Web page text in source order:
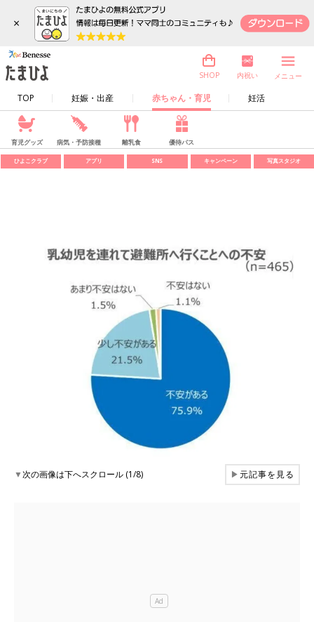
×
TOP 妊娠・出産 赤ちゃん・育児 妊活
SHOP 内祝い メニュー
育児グッズ 病気・予防接種 離乳食 優待パス
ひよこクラブ アプリ SNS キャンペーン 写真スタジオ
▼次の画像は下へスクロール (1/8) ▶元記事を見る